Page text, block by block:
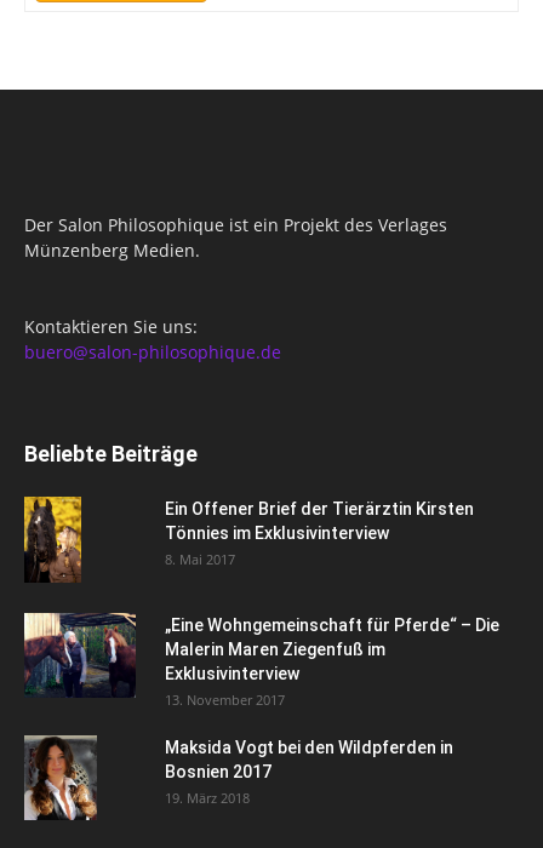
Der Salon Philosophique ist ein Projekt des Verlages
Münzenberg Medien.
Kontaktieren Sie uns:
buero@salon-philosophique.de
Beliebte Beiträge
Ein Offener Brief der Tierärztin Kirsten
Tönnies im Exklusivinterview
8. Mai 2017
„Eine Wohngemeinschaft für Pferde“ – Die
Malerin Maren Ziegenfuß im
Exklusivinterview
13. November 2017
Maksida Vogt bei den Wildpferden in
Bosnien 2017
19. März 2018